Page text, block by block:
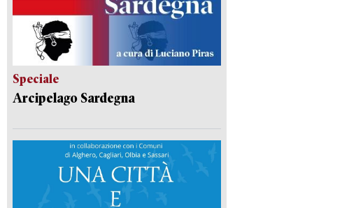
Speciale
Arcipelago Sardegna